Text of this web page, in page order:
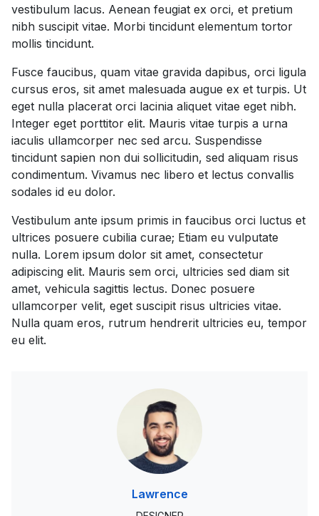
vestibulum lacus. Aenean feugiat ex orci, et pretium
nibh suscipit vitae. Morbi tincidunt elementum tortor
mollis tincidunt.
Fusce faucibus, quam vitae gravida dapibus, orci ligula
cursus eros, sit amet malesuada augue ex et turpis. Ut
eget nulla placerat orci lacinia aliquet vitae eget nibh.
Integer eget porttitor elit. Mauris vitae turpis a urna
iaculis ullamcorper nec sed arcu. Suspendisse
tincidunt sapien non dui sollicitudin, sed aliquam risus
condimentum. Vivamus nec libero et lectus convallis
sodales id eu dolor.
Vestibulum ante ipsum primis in faucibus orci luctus et
ultrices posuere cubilia curae; Etiam eu vulputate
nulla. Lorem ipsum dolor sit amet, consectetur
adipiscing elit. Mauris sem orci, ultricies sed diam sit
amet, vehicula sagittis lectus. Donec posuere
ullamcorper velit, eget suscipit risus ultricies vitae.
Nulla quam eros, rutrum hendrerit ultricies eu, tempor
eu elit.
Lawrence